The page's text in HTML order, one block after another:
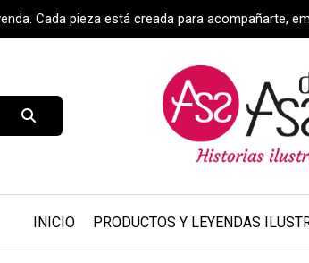
Cada pieza está creada para
INICIO PRODUCTOS Y LEYENDAS